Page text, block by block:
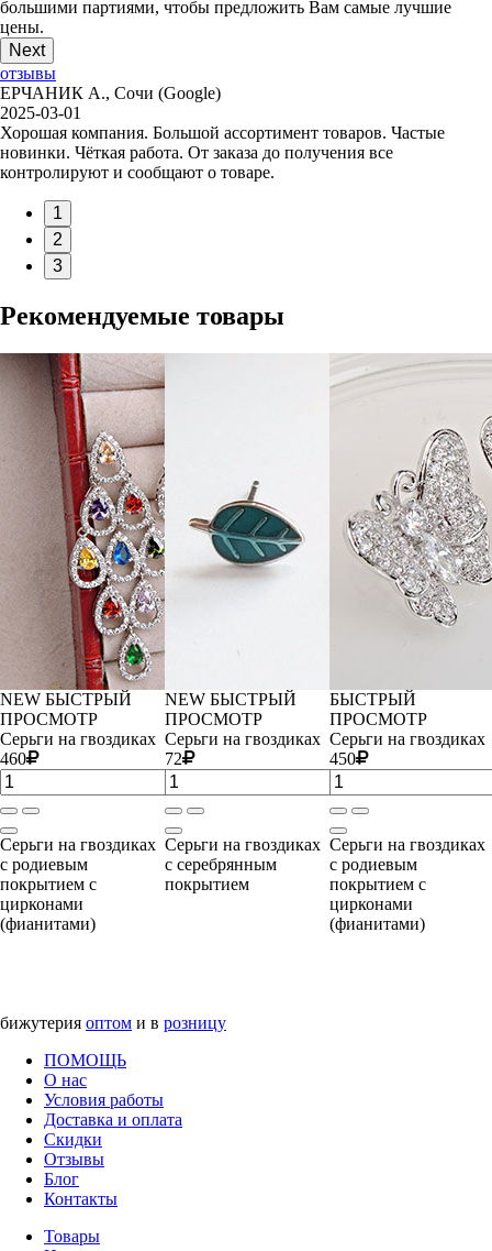
большими партиями, чтобы предложить Вам самые лучшие
цены.
Next
отзывы
ЕРЧАНИК А., Сочи (Google)
2025-03-01
Хорошая компания. Большой ассортимент товаров. Частые
новинки. Чёткая работа. От заказа до получения все
контролируют и сообщают о товаре.
1
2
3
Рекомендуемые товары
NEW БЫСТРЫЙ
ПРОСМОТР
Серьги на гвоздиках
460
Серьги на гвоздиках
с родиевым
покрытием с
цирконами
(фианитами)
NEW БЫСТРЫЙ
ПРОСМОТР
Серьги на гвоздиках
72
Серьги на гвоздиках
с серебрянным
покрытием
БЫСТРЫЙ
ПРОСМОТР
Серьги на гвоздиках
450
Серьги на гвоздиках
с родиевым
покрытием с
цирконами
(фианитами)
бижутерия оптом и в розницу
ПОМОЩЬ
О нас
Условия работы
Доставка и оплата
Скидки
Отзывы
Блог
Контакты
Товары